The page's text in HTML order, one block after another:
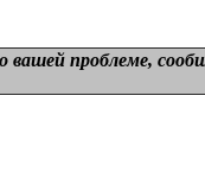
проблеме,